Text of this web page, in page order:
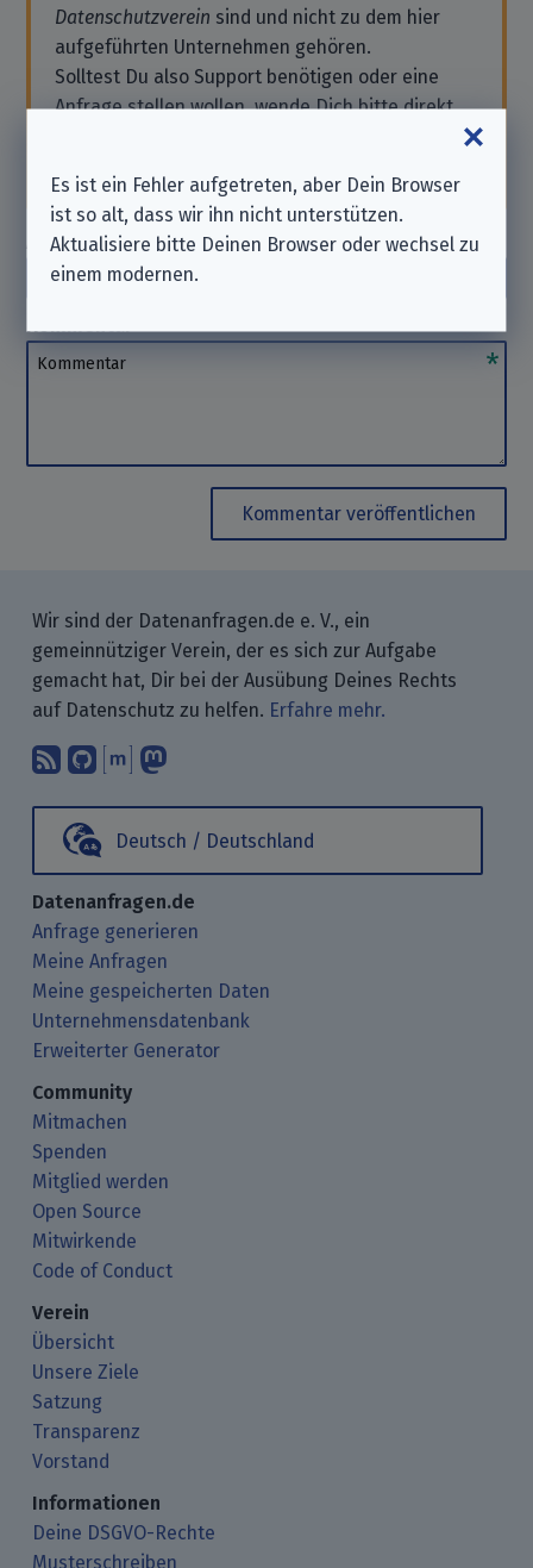
Datenschutzverein sind und nicht zu dem hier
aufgeführten Unternehmen gehören.
Solltest Du also Support benötigen oder eine
Anfrage stellen wollen, wende Dich bitte direkt
Autor_in(optional)
Autor_in
Kommentar
Kommentar veröffentlichen
Wir sind der Datenanfragen.de e. V., ein
gemeinnütziger Verein, der es sich zur Aufgabe
gemacht hat, Dir bei der Ausübung Deines Rechts
auf Datenschutz zu helfen. Erfahre mehr.
Abonniere unsere Blogbeiträge mit
Finde uns bei GitHub.
Unterhalte Dich mit uns über
Deutsch / Deutschland
Datenanfragen.de
Anfrage generieren
Meine Anfragen
Meine gespeicherten Daten
Unternehmensdatenbank
Erweiterter Generator
Community
Mitmachen
Spenden
Mitglied werden
Open Source
Mitwirkende
Code of Conduct
Verein
Übersicht
Unsere Ziele
Satzung
Transparenz
Vorstand
Informationen
Deine DSGVO-Rechte
Musterschreiben
Es ist ein Fehler aufgetreten, aber Dein Browser
ist so alt, dass wir ihn nicht unterstützen.
Aktualisiere bitte Deinen Browser oder wechsel zu
einem modernen.